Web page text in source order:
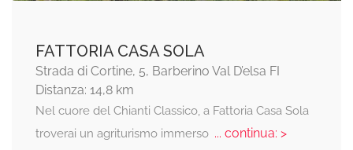
FATTORIA CASA SOLA
Strada di Cortine, 5, Barberino Val D’elsa FI
Distanza: 14,8 km
Nel cuore del Chianti Classico, a Fattoria Casa Sola
troverai un agriturismo immerso... continua: >